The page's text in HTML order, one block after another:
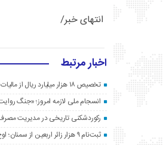
انتهای خبر/
اخبار مرتبط
تخصیص ۱۸ هزار میلیارد ریال از مالیات در سمنان برای زیرساخت‌ها
انسجام ملی لازمه امروز؛ «جنگ
رکوردشکنی تاریخی در مدیریت مصرف برق کشور؛ ثبت
ثبت‌نام ۹ هزار زائر اربعین از سمنان؛ اوج تقاضا برای اعزام در روزهای ابتدایی است